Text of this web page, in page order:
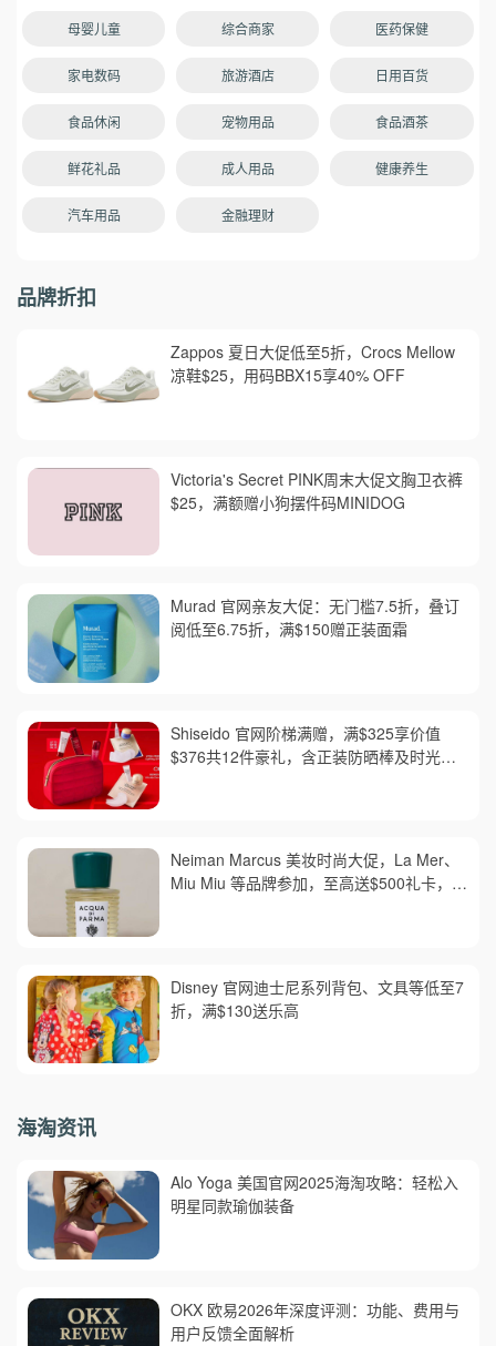
母婴儿童 综合商家 医药保健
家电数码 旅游酒店 日用百货
食品休闲 宠物用品 食品酒茶
鲜花礼品 成人用品 健康养生
汽车用品 金融理财
品牌折扣
Zappos 夏日大促低至5折，Crocs Mellow
凉鞋$25，用码BBX15享40% OFF
Victoria's Secret PINK周末大促文胸卫衣裤
$25，满额赠小狗摆件码MINIDOG
Murad 官网亲友大促：无门槛7.5折，叠订
阅低至6.75折，满$150赠正装面霜
Shiseido 官网阶梯满赠，满$325享价值
$376共12件豪礼，含正装防晒棒及时光琉
Neiman Marcus 美妆时尚大促，La Mer、
Miu Miu 等品牌参加，至高送$500礼卡，需
Disney 官网迪士尼系列背包、文具等低至7
折，满$130送乐高
海淘资讯
Alo Yoga 美国官网2025海淘攻略：轻松入
明星同款瑜伽装备
OKX 欧易2026年深度评测：功能、费用与
用户反馈全面解析